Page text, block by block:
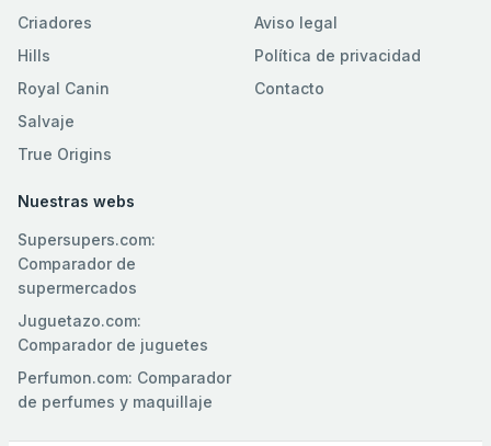
Criadores
Hills
Royal Canin
Salvaje
True Origins
Aviso legal
Política de privacidad
Contacto
Nuestras webs
Supersupers.com:
Comparador de
supermercados
Juguetazo.com:
Comparador de juguetes
Perfumon.com: Comparador
de perfumes y maquillaje